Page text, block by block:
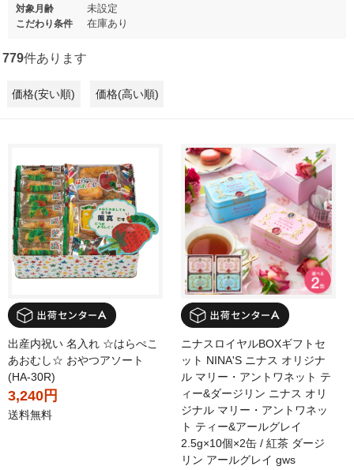
対象月齢 未設定
こだわり条件 在庫あり
779件あります
価格(安い順) 価格(高い順)
出産内祝い 名入れ ☆はらぺこ
あおむし☆ おやつアソート
(HA-30R)
3,240円
送料無料
ニナスロイヤルBOXギフトセ
ット NINA'S ニナス オリジナ
ル マリー・アントワネット テ
ィー&ダージリン ニナス オリ
ジナル マリー・アントワネッ
ト ティー&アールグレイ
2.5g×10個×2缶 / 紅茶 ダージ
リン アールグレイ gws